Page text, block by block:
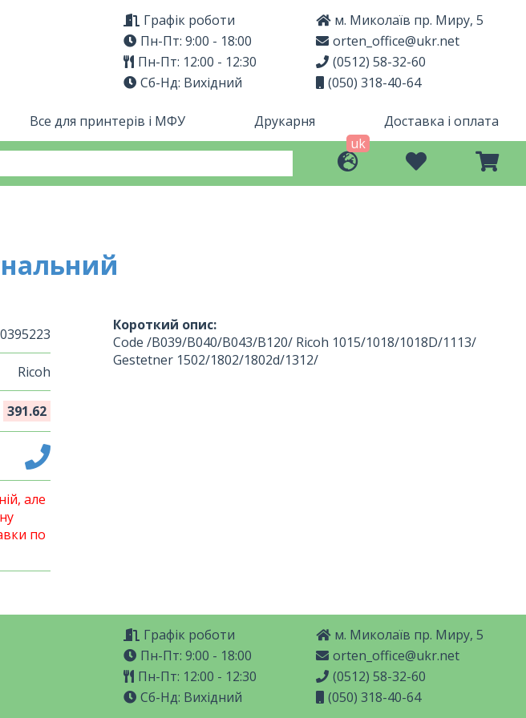
Графік роботи
Пн-Пт: 9:00 - 18:00
Пн-Пт: 12:00 - 12:30
Сб-Нд: Вихідний
м. Миколаїв пр. Миру, 5
orten_office@ukr.net
(0512) 58-32-60
(050) 318-40-64
Все для принтерів і МФУ Друкарня
Доставка і оплата
uk
Ricoh
391.62
але
по
Короткий опис:
Code /B039/B040/B043/B120/ Ricoh 1015/1018/1018D/1113/
Gestetner 1502/1802/1802d/1312/
Графік роботи
Пн-Пт: 9:00 - 18:00
Пн-Пт: 12:00 - 12:30
Сб-Нд: Вихідний
м. Миколаїв пр. Миру, 5
orten_office@ukr.net
(0512) 58-32-60
(050) 318-40-64